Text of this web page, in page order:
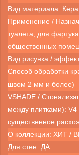
Вид материала:
Применение /
туалета, для
общественных
Вид рисунка /
Способ обработки
швом 2 мм и более)
VSHADE /
между плитками): V4
существенное
О коллекции: ХИТ /
Для стен: ДА